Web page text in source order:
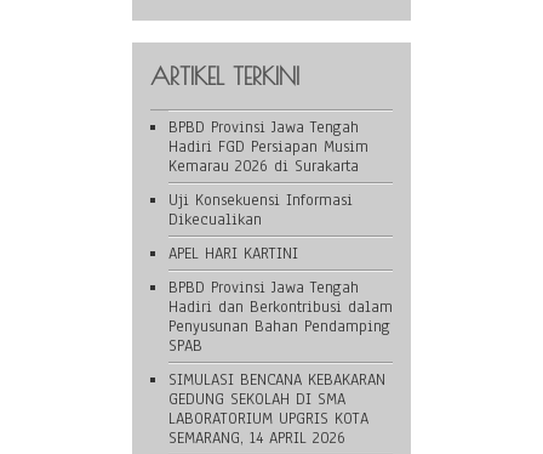
ARTIKEL TERKINI
BPBD Provinsi Jawa Tengah
Hadiri FGD Persiapan Musim
Kemarau 2026 di Surakarta
Uji Konsekuensi Informasi
Dikecualikan
APEL HARI KARTINI
BPBD Provinsi Jawa Tengah
Hadiri dan Berkontribusi dalam
Penyusunan Bahan Pendamping
SPAB
SIMULASI BENCANA KEBAKARAN
GEDUNG SEKOLAH DI SMA
LABORATORIUM UPGRIS KOTA
SEMARANG, 14 APRIL 2026